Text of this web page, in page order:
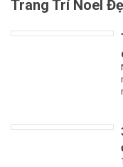
Trang Trí Noel